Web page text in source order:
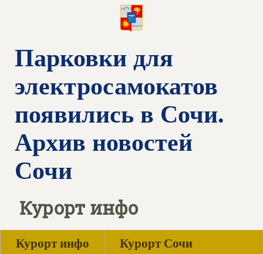
Парковки для
электросамокатов
появились в Сочи.
Архив новостей
Сочи
Курорт инфо
Курорт инфо Курорт Сочи